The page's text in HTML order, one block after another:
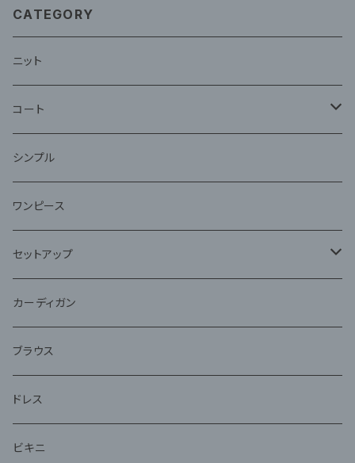
CATEGORY
ニット
コート
ファー
シンプル
ワンピース
セットアップ
ジャケット
アンサンブル
カーディガン
ブラウス
ドレス
ビキニ